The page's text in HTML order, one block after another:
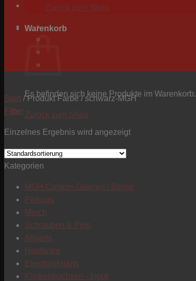
Zurück zum Shop
Warenkorb
Es befinden sich keine Produkte im Warenkorb.
Zurück zum Shop
Start /Produkt Farbe/schwarz-MGH
Filter
Einzelnes Ergebnis wird angezeigt
Kategorien
MGH Custom Gitarren / Bässe
Pickups
Merch
Schrauben & Pins
Allparts
Hardware
Elektronikparts
Klinkenbuchsen - Input